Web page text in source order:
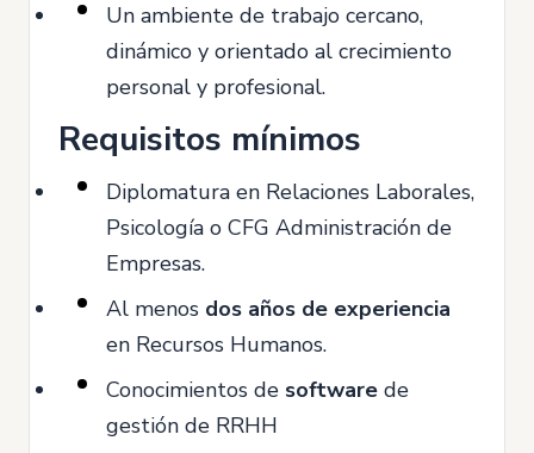
Un ambiente de trabajo cercano,
dinámico y orientado al crecimiento
personal y profesional.
Requisitos mínimos
Diplomatura en Relaciones Laborales,
Psicología o CFG Administración de
Empresas.
Al menos dos años de experiencia
en Recursos Humanos.
Conocimientos de software de
gestión de RRHH